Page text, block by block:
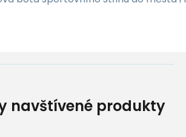
navštívené produkty